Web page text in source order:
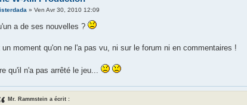
» Ven Avr 30, 2010 12:09
a de ses nouvelles ?
un moment qu'on ne l'a pas vu, ni sur le forum ni en commentaires !
qu'il n'a pas arrêté le jeu...
Mr. Rammstein a écrit :